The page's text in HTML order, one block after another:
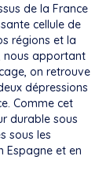
de la France
cellule de
régions et la
nous apportant
on retrouve
dépressions
Comme cet
durable sous
sous les
Espagne et en